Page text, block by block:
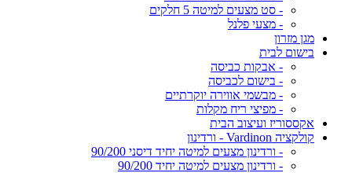
- סט מצעים למיטה 5 חלקים
- מצעי פלנל
מגן מזרון
בישום לבית
- אבקות כביסה
- בישום לכביסה
- מבשמי אווירה יוקרתיים
- מפיצי ריח מקלות
אקססוריז ועיצוב הבית
קולקציה Vardinon - ורדינון
- ורדינון מצעים למיטה יחיד דיסני 90/200
- ורדינון מצעים למיטה יחיד 90/200